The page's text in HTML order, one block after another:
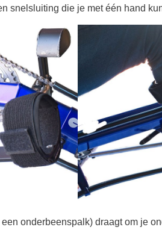
snelsluiting die je met één hand
onderbeenspalk) draagt om je